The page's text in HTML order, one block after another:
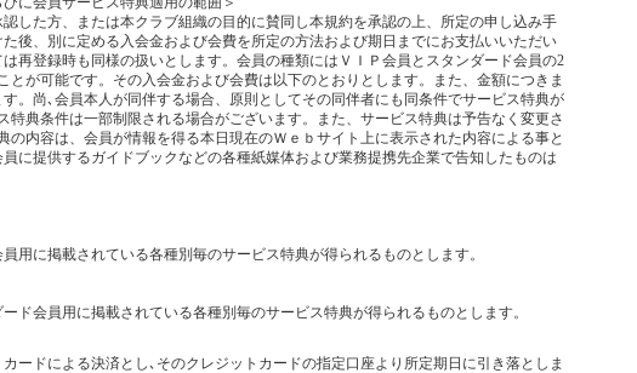
した方、または本クラブ組織の目的に賛同し本規約を承認の上、所定の申し込み手
後、別に定める入会金および会費を所定の方法および期日までにお支払いいただい
再登録時も同様の扱いとします。会員の種類にはＶＩＰ会員とスタンダード会員の2
とが可能です。その入会金および会費は以下のとおりとします。また、金額につきま
。尚､会員本人が同伴する場合、原則としてその同伴者にも同条件でサービス特典が
特典条件は一部制限される場合がございます。また、サービス特典は予告なく変更さ
の内容は、会員が情報を得る本日現在のＷｅｂサイト上に表示された内容による事と
に提供するガイドブックなどの各種紙媒体および業務提携先企業で告知したものは
用に掲載されている各種別毎のサービス特典が得られるものとします。
ド会員用に掲載されている各種別毎のサービス特典が得られるものとします。
ードによる決済とし､そのクレジットカードの指定口座より所定期日に引き落としま